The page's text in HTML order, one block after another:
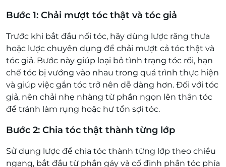
Bước 1: Chải mượt tóc thật và tóc giả
Trước khi bắt đầu nối tóc, hãy dùng lược răng thưa
hoặc lược chuyên dụng để chải mượt cả tóc thật và
tóc giả. Bước này giúp loại bỏ tình trạng tóc rối, hạn
chế tóc bị vướng vào nhau trong quá trình thực hiện
và giúp việc gắn tóc trở nên dễ dàng hơn. Đối với tóc
giả, nên chải nhẹ nhàng từ phần ngọn lên thân tóc
để tránh làm rụng hoặc hư tổn sợi tóc.
Bước 2: Chia tóc thật thành từng lớp
Sử dụng lược để chia tóc thành từng lớp theo chiều
ngang, bắt đầu từ phần gáy và cố định phần tóc phía